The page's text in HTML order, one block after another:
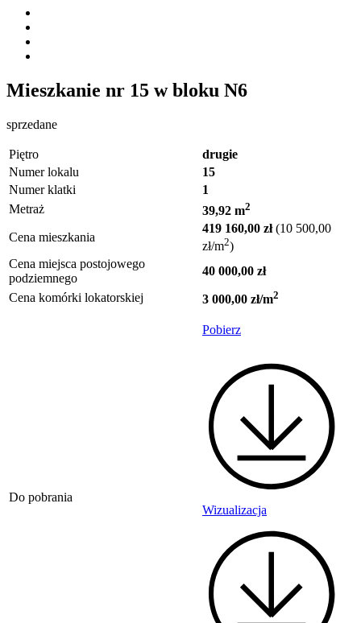
Mieszkanie nr 15 w bloku N6
sprzedane
Piętro
drugie
Numer lokalu
15
Numer klatki
1
Metraż
39,92 m2
Cena mieszkania
419 160,00 zł (10 500,00
zł/m2)
Cena miejsca postojowego
podziemnego
40 000,00 zł
Cena komórki lokatorskiej
3 000,00 zł/m2
Do pobrania
Pobierz
Wizualizacja